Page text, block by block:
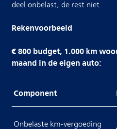
deel onbelast, de rest niet.
Rekenvoorbeeld
€ 800 budget, 1.000 km
maand in de eigen auto:
Component
Onbelaste km-vergoeding